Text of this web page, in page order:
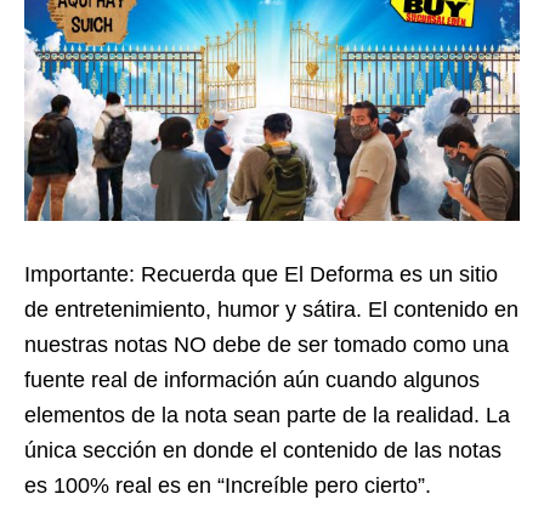
Importante: Recuerda que El Deforma es un sitio
de entretenimiento, humor y sátira. El contenido en
nuestras notas NO debe de ser tomado como una
fuente real de información aún cuando algunos
elementos de la nota sean parte de la realidad. La
única sección en donde el contenido de las notas
es 100% real es en “Increíble pero cierto”.